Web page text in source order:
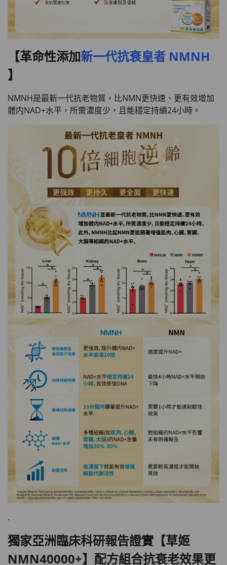
【革命性添加新一代抗衰皇者 NMNH
】
NMNH是最新一代抗老物質，比NMN更快速、更有效增加
體内NAD+水平，所需濃度少，且能穩定持續24小時。
.
獨家亞洲臨床科研報告證實【草姬
NMN40000+】配方組合抗衰老效果更